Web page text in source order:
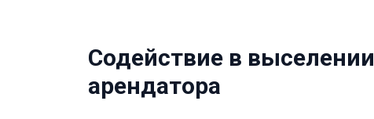
Содействие в выселении
арендатора